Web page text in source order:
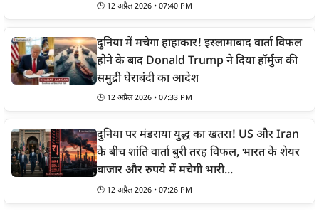
🕒 12 अप्रैल 2026 • 07:40 PM
दुनिया में मचेगा हाहाकार! इस्लामाबाद वार्ता विफल
होने के बाद Donald Trump ने दिया हॉर्मुज की
समुद्री घेराबंदी का आदेश
🕒 12 अप्रैल 2026 • 07:33 PM
दुनिया पर मंडराया युद्ध का खतरा! US और Iran
के बीच शांति वार्ता बुरी तरह विफल, भारत के शेयर
बाजार और रुपये में मचेगी भारी...
🕒 12 अप्रैल 2026 • 07:26 PM